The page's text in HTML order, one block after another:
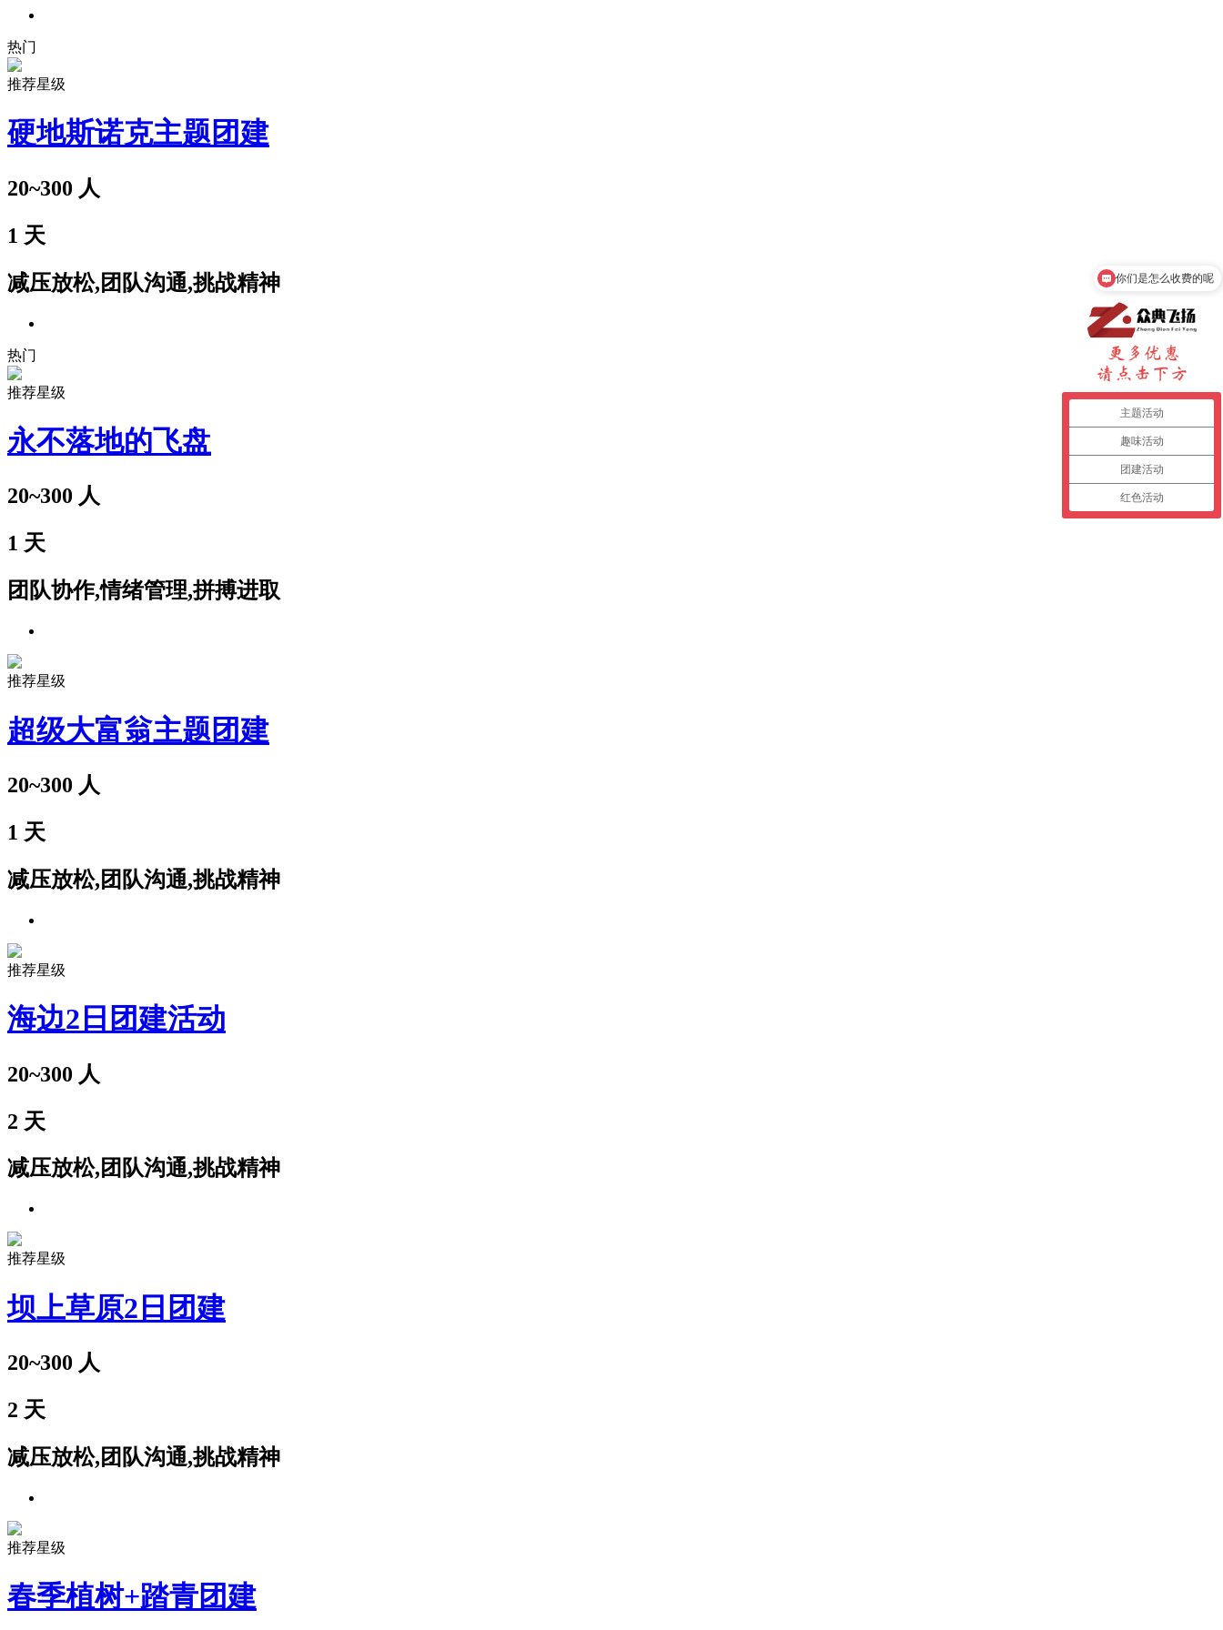
热门
推荐星级
硬地斯诺克主题团建
20~300 人
1 天
减压放松,团队沟通,挑战精神
热门
推荐星级
永不落地的飞盘
20~300 人
1 天
团队协作,情绪管理,拼搏进取
推荐星级
超级大富翁主题团建
20~300 人
1 天
减压放松,团队沟通,挑战精神
推荐星级
海边2日团建活动
20~300 人
2 天
减压放松,团队沟通,挑战精神
推荐星级
坝上草原2日团建
20~300 人
2 天
减压放松,团队沟通,挑战精神
推荐星级
春季植树+踏青团建
主题活动
趣味活动
团建活动
红色活动
现在有优惠活动吗